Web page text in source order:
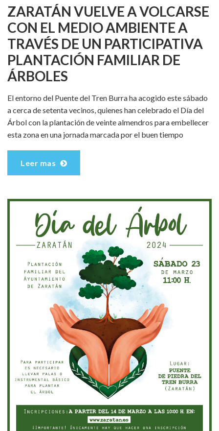
ZARATÁN VUELVE A VOLCARSE
CON EL MEDIO AMBIENTE A
TRAVÉS DE UN PARTICIPATIVA
PLANTACIÓN FAMILIAR DE
ÁRBOLES
El entorno del Puente del Tren Burra ha acogido este sábado
a cerca de setenta vecinos, quienes han celebrado el Día del
Árbol con la plantación de veinte almendros para embellecer
esta zona en una jornada marcada por el buen tiempo
Leer mas